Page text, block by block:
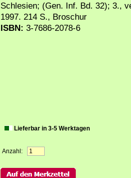
Schlesien; (Gen. Inf. Bd. 32); 3.,
1997. 214 S., Broschur
ISBN: 3-7686-2078-6
Lieferbar in 3-5 Werktagen
Anzahl: